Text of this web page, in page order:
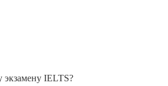
экзамену IELTS?